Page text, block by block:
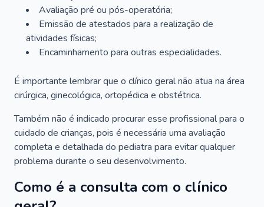
Avaliação pré ou pós-operatória;
Emissão de atestados para a realização de
atividades físicas;
Encaminhamento para outras especialidades.
É importante lembrar que o clínico geral não atua na área
cirúrgica, ginecológica, ortopédica e obstétrica.
Também não é indicado procurar esse profissional para o
cuidado de crianças, pois é necessária uma avaliação
completa e detalhada do pediatra para evitar qualquer
problema durante o seu desenvolvimento.
Como é a consulta com o clínico